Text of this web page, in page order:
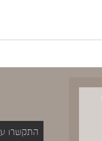
התקשרו עכשיו